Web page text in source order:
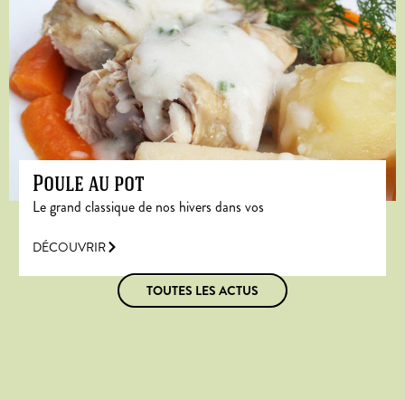
Poule au pot
Le grand classique de nos hivers dans vos
DÉCOUVRIR
TOUTES LES ACTUS